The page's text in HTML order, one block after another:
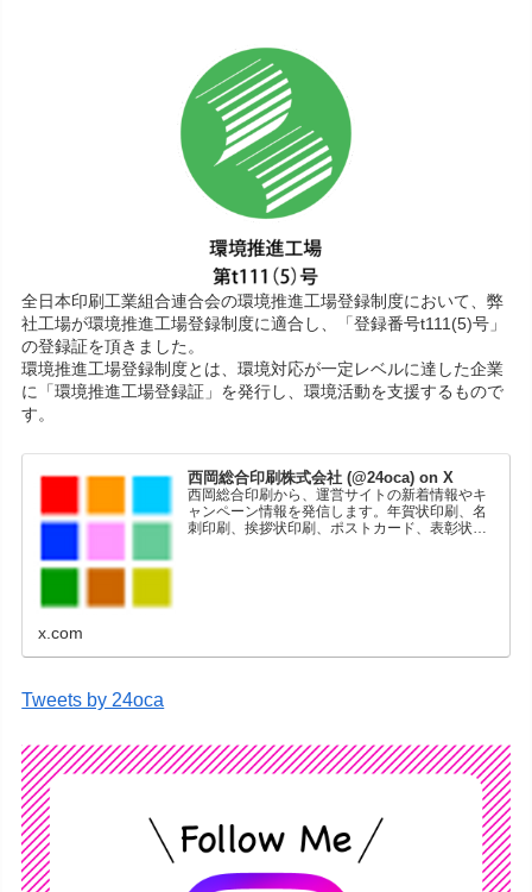
全日本印刷工業組合連合会の環境推進工場登録制度において、弊
社工場が環境推進工場登録制度に適合し、「登録番号t111(5)号」
の登録証を頂きました。
環境推進工場登録制度とは、環境対応が一定レベルに達した企業
に「環境推進工場登録証」を発行し、環境活動を支援するもので
す。
西岡総合印刷株式会社 (@24oca) on X
西岡総合印刷から、運営サイトの新着情報やキ
ャンペーン情報を発信します。年賀状印刷、名
刺印刷、挨拶状印刷、ポストカード、表彰状印
x.com
Tweets by 24oca